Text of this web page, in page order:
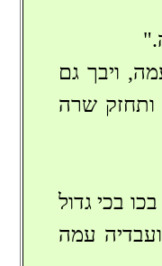
ויבך גם
ותחזק שרה
בכי גדול
עמה